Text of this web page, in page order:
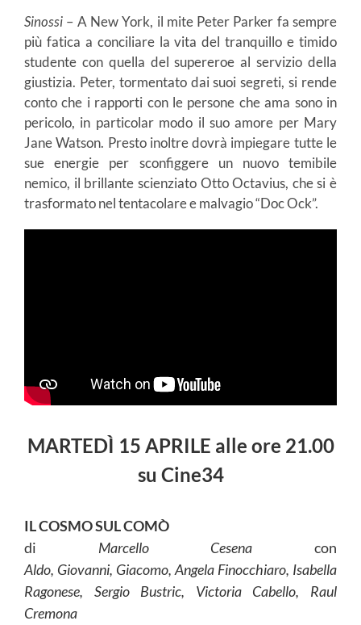
Sinossi – A New York, il mite Peter Parker fa sempre
più fatica a conciliare la vita del tranquillo e timido
studente con quella del supereroe al servizio della
giustizia. Peter, tormentato dai suoi segreti, si rende
conto che i rapporti con le persone che ama sono in
pericolo, in particolar modo il suo amore per Mary
Jane Watson. Presto inoltre dovrà impiegare tutte le
sue energie per sconfiggere un nuovo temibile
nemico, il brillante scienziato Otto Octavius, che si è
trasformato nel tentacolare e malvagio “Doc Ock”.
MARTEDÌ 15 APRILE alle ore 21.00
su Cine34
IL COSMO SUL COMÒ
di Marcello Cesenacon
Aldo, Giovanni, Giacomo, Angela Finocchiaro, Isabella
Ragonese, Sergio Bustric, Victoria Cabello, Raul
Cremona